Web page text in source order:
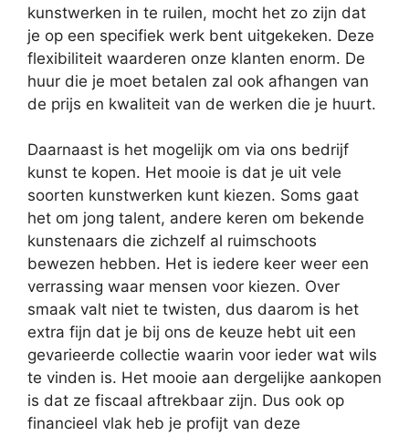
kunstwerken in te ruilen, mocht het zo zijn dat
je op een specifiek werk bent uitgekeken. Deze
flexibiliteit waarderen onze klanten enorm. De
huur die je moet betalen zal ook afhangen van
de prijs en kwaliteit van de werken die je huurt.
Daarnaast is het mogelijk om via ons bedrijf
kunst te kopen. Het mooie is dat je uit vele
soorten kunstwerken kunt kiezen. Soms gaat
het om jong talent, andere keren om bekende
kunstenaars die zichzelf al ruimschoots
bewezen hebben. Het is iedere keer weer een
verrassing waar mensen voor kiezen. Over
smaak valt niet te twisten, dus daarom is het
extra fijn dat je bij ons de keuze hebt uit een
gevarieerde collectie waarin voor ieder wat wils
te vinden is. Het mooie aan dergelijke aankopen
is dat ze fiscaal aftrekbaar zijn. Dus ook op
financieel vlak heb je profijt van deze